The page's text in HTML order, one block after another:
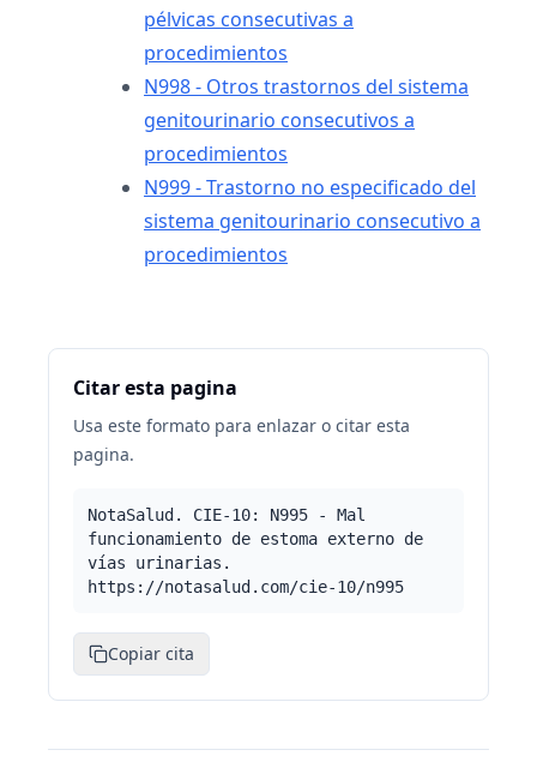
pélvicas consecutivas a
procedimientos
N998 - Otros trastornos del sistema
genitourinario consecutivos a
procedimientos
N999 - Trastorno no especificado del
sistema genitourinario consecutivo a
procedimientos
Citar esta pagina
Usa este formato para enlazar o citar esta
pagina.
NotaSalud. CIE-10: N995 - Mal
funcionamiento de estoma externo de
vías urinarias.
https://notasalud.com/cie-10/n995
Copiar cita